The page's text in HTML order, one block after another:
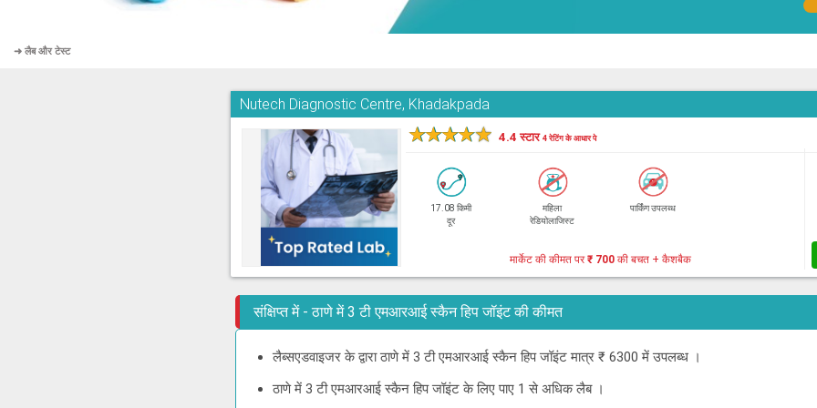
➜ लैब और टेस्ट
Nutech Diagnostic Centre, Khadakpada
★★★★★ 4.4 स्टार4 रेटिंग के आधार पे
17.08 किमी
दूर
महिला
रेडियोलाजिस्ट
पार्किंग उपलब्ध
मार्केट की कीमत पर₹ 700 की बचत + कैशबैक
संक्षिप्त में - ठाणे में 3 टी एमआरआई स्कैन हिप जॉइंट की कीमत
लैब्सएडवाइजर के द्वारा ठाणे में 3 टी एमआरआई स्कैन हिप जॉइंट मात्र ₹ 6300 में उपलब्ध ।
ठाणे में 3 टी एमआरआई स्कैन हिप जॉइंट के लिए पाए 1 से अधिक लैब ।